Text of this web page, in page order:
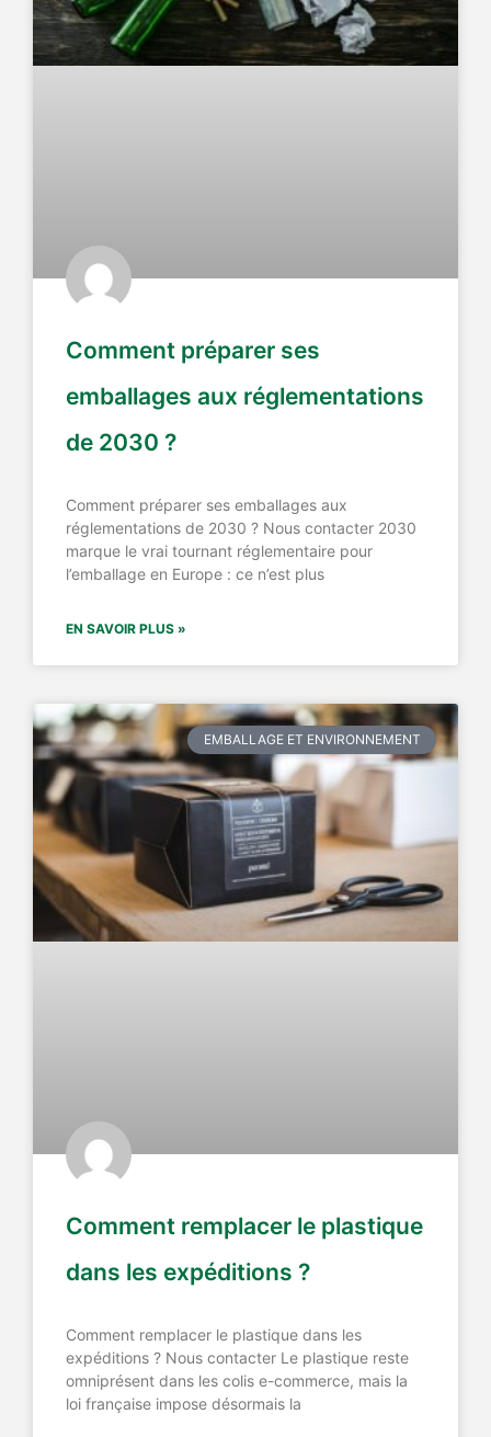
Comment préparer ses
emballages aux réglementations
de 2030 ?
Comment préparer ses emballages aux
réglementations de 2030 ? Nous contacter 2030
marque le vrai tournant réglementaire pour
l’emballage en Europe : ce n’est plus
EN SAVOIR PLUS »
EMBALLAGE ET ENVIRONNEMENT
Comment remplacer le plastique
dans les expéditions ?
Comment remplacer le plastique dans les
expéditions ? Nous contacter Le plastique reste
omniprésent dans les colis e-commerce, mais la
loi française impose désormais la